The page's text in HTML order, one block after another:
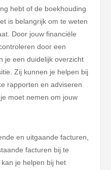
hebt of de boekhouding
is belangrijk om te weten
Door jouw financiële
door een
je een duidelijk overzicht
Zij kunnen je helpen bij
rapporten en adviseren
moet nemen om jouw
en uitgaande facturen,
facturen bij te
je helpen bij het